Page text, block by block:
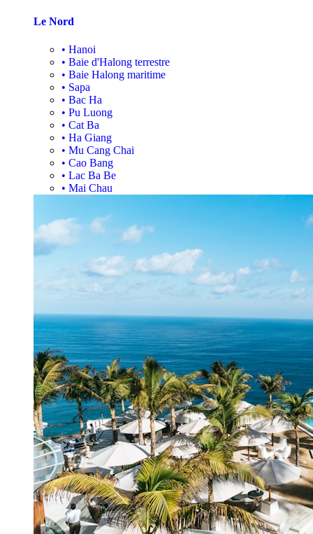
Le Nord
• Hanoi
• Baie d'Halong terrestre
• Baie Halong maritime
• Sapa
• Bac Ha
• Pu Luong
• Cat Ba
• Ha Giang
• Mu Cang Chai
• Cao Bang
• Lac Ba Be
• Mai Chau